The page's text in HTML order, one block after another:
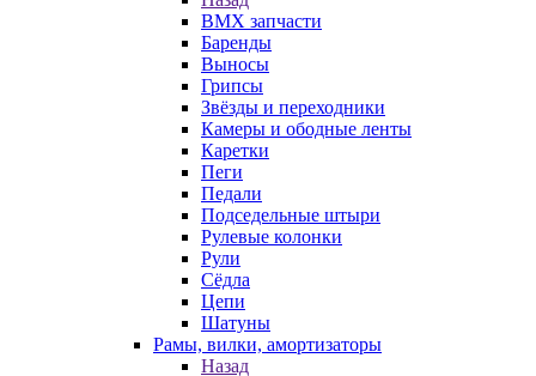
BMX запчасти
Баренды
Выносы
Грипсы
Звёзды и переходники
Камеры и ободные ленты
Каретки
Пеги
Педали
Подседельные штыри
Рулевые колонки
Рули
Сёдла
Цепи
Шатуны
Рамы, вилки, амортизаторы
Назад